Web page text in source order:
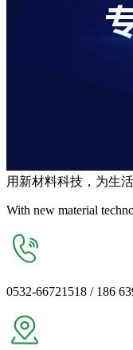
用 新材料科技，为生活
With new material
0532-66721518 / 186